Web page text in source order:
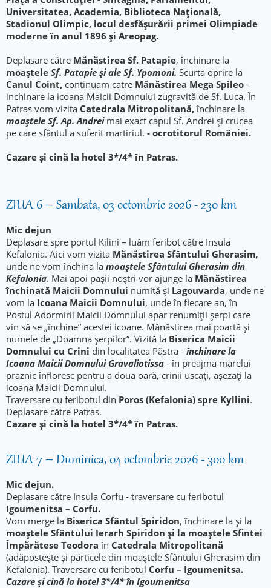
Universitatea, Academia, Biblioteca Națională,
Stadionul Olimpic, locul desfășurării primei Olimpiade
moderne în anul 1896 și Areopag.
Deplasare către Mănăstirea Sf. Patapie, închinare la
moaștele Sf. Patapie şi ale Sf. Ypomoni. Scurta oprire la
Canul Coint, continuam catre Mănăstirea Mega Spileo -
inchinare la icoana Maicii Domnului zugravită de Sf. Luca. În
Patras vom vizita Catedrala Mitropolitană,închinare la
moaştele Sf. Ap. Andrei mai exact capul Sf. Andrei şi crucea
pe care sfântul a suferit martiriul. - ocrotitorul României.
Cazare și cină la hotel 3*/4* în Patras.
ZIUA 6 – Sambata, 03 octombrie 2026 - 230 km
Mic dejun
Deplasare spre portul Kilini – luăm feribot către Insula
Kefalonia. Aici vom vizita Mănăstirea Sfântului Gherasim,
unde ne vom închina la moaștele Sfântului Gherasim din
Kefalonia. Mai apoi pașii noștri vor ajunge la Mănăstirea
închinată Maicii Domnului numită și Lagouvarda, unde ne
vom la Icoana Maicii Domnului, unde în fiecare an, în
Postul Adormirii Maicii Domnului apar renumiții șerpi care
vin să se „închine” acestei icoane. Mănăstirea mai poartă și
numele de „Doamna șerpilor”. Vizită la Biserica Maicii
Domnului cu Crini din localitatea Păstra - închinare la
Icoana Maicii Domnului Gravaliotissa - în preajma marelui
praznic înfloresc pentru a doua oară, crinii uscați, așezați la
icoana Maicii Domnului.
Traversare cu feribotul din Poros (Kefalonia) spre Kyllini.
Deplasare către Patras.
Cazare și cină la hotel 3*/4* în Patras.
ZIUA 7 – Duminica, 04 octombrie 2026 - 300 km
Mic dejun.
Deplasare către Insula Corfu - traversare cu feribotul
Igoumenitsa – Corfu.
Vom merge la Biserica Sfântul Spiridon, închinare la și la
moaștele Sfântului Ierarh Spiridon și la moaștele Sfintei
Împărătese Teodoraîn Catedrala Mitropolitană
(adăpostește și părticele din moaștele Sfântului Gherasim din
Kefalonia). Traversare cu feribotul Corfu – Igoumenitsa.
Cazare și cină la hotel 3*/4* în Igoumenitsa